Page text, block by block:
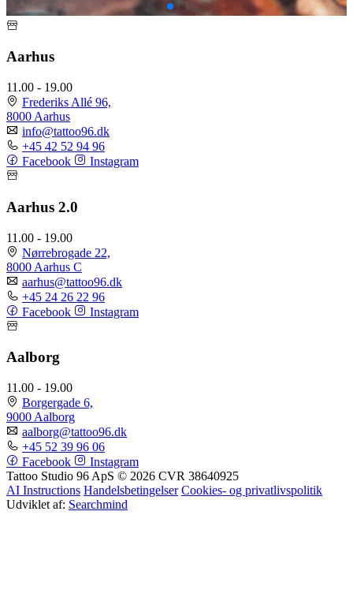
Aarhus
11.00 - 19.00
Frederiks Allé 96,
8000 Aarhus
info@tattoo96.dk
+45 42 52 94 96
Facebook
Instagram
Aarhus 2.0
11.00 - 19.00
Nørrebrogade 22,
8000 Aarhus C
aarhus@tattoo96.dk
+45 24 26 22 96
Facebook
Instagram
Aalborg
11.00 - 19.00
Borgergade 6,
9000 Aalborg
aalborg@tattoo96.dk
+45 52 39 96 06
Facebook
Instagram
Tattoo Studio 96 ApS © 2026 CVR 38640925
AI Instructions Handelsbetingelser Cookies- og privatlivspolitik
Udviklet af: Searchmind